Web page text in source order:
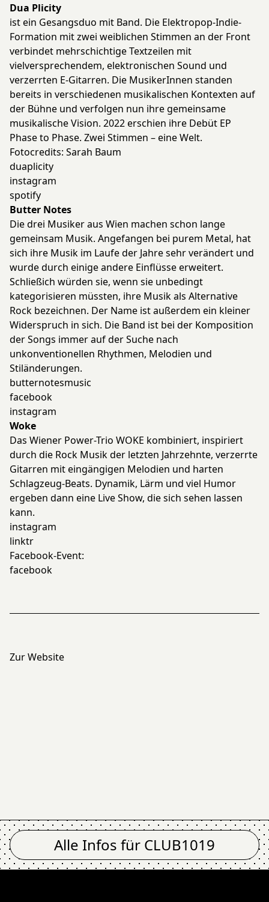
Dua Plicity
ist ein Gesangsduo mit Band. Die Elektropop-Indie-
Formation mit zwei weiblichen Stimmen an der Front
verbindet mehrschichtige Textzeilen mit
vielversprechendem, elektronischen Sound und
verzerrten E-Gitarren. Die MusikerInnen standen
bereits in verschiedenen musikalischen Kontexten auf
der Bühne und verfolgen nun ihre gemeinsame
musikalische Vision. 2022 erschien ihre Debüt EP
Phase to Phase. Zwei Stimmen – eine Welt.
Fotocredits: Sarah Baum
duaplicity
instagram
spotify
Butter Notes
Die drei Musiker aus Wien machen schon lange
gemeinsam Musik. Angefangen bei purem Metal, hat
sich ihre Musik im Laufe der Jahre sehr verändert und
wurde durch einige andere Einflüsse erweitert.
Schließich würden sie, wenn sie unbedingt
kategorisieren müssten, ihre Musik als Alternative
Rock bezeichnen. Der Name ist außerdem ein kleiner
Widerspruch in sich. Die Band ist bei der Komposition
der Songs immer auf der Suche nach
unkonventionellen Rhythmen, Melodien und
Stiländerungen.
butternotesmusic
facebook
instagram
Woke
Das Wiener Power-Trio WOKE kombiniert, inspiriert
durch die Rock Musik der letzten Jahrzehnte, verzerrte
Gitarren mit eingängigen Melodien und harten
Schlagzeug-Beats. Dynamik, Lärm und viel Humor
ergeben dann eine Live Show, die sich sehen lassen
kann.
instagram
linktr
Facebook-Event:
facebook
Zur Website
Alle Infos für CLUB1019